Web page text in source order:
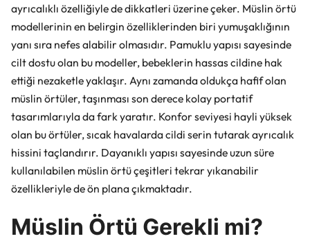
ayrıcalıklı özelliğiyle de dikkatleri üzerine çeker. Müslin örtü
modellerinin en belirgin özelliklerinden biri yumuşaklığının
yanı sıra nefes alabilir olmasıdır. Pamuklu yapısı sayesinde
cilt dostu olan bu modeller, bebeklerin hassas cildine hak
ettiği nezaketle yaklaşır. Aynı zamanda oldukça hafif olan
müslin örtüler, taşınması son derece kolay portatif
tasarımlarıyla da fark yaratır. Konfor seviyesi hayli yüksek
olan bu örtüler, sıcak havalarda cildi serin tutarak ayrıcalık
hissini taçlandırır. Dayanıklı yapısı sayesinde uzun süre
kullanılabilen müslin örtü çeşitleri tekrar yıkanabilir
özellikleriyle de ön plana çıkmaktadır.
Müslin Örtü Gerekli mi?